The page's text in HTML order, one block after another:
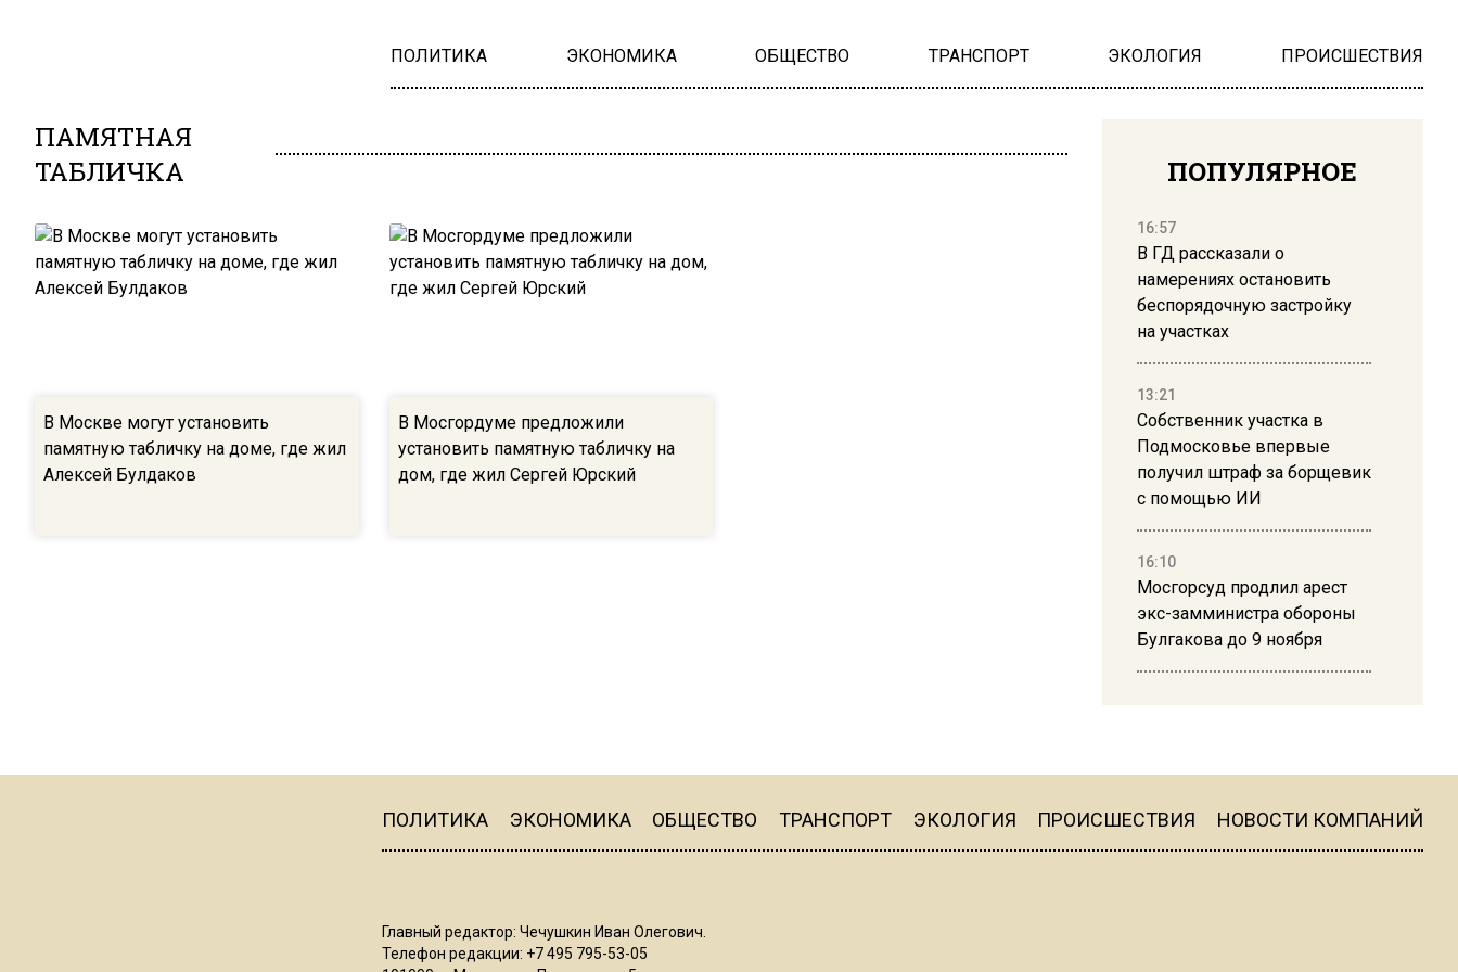
ПОЛИТИКА ЭКОНОМИКА ОБЩЕСТВО ТРАНСПОРТ ЭКОЛОГИЯ ПРОИСШЕСТВИЯ
ПАМЯТНАЯ
ТАБЛИЧКА
В Москве могут установить
памятную табличку на доме, где жил
Алексей Булдаков
В Мосгордуме предложили
установить памятную табличку на
дом, где жил Сергей Юрский
ПОПУЛЯРНОЕ
16:57
В ГД рассказали о
намерениях остановить
беспорядочную застройку
на участках
13:21
Собственник участка в
Подмосковье впервые
получил штраф за борщевик
с помощью ИИ
16:10
Мосгорсуд продлил арест
экс-замминистра обороны
Булгакова до 9 ноября
16:19
ПОЛИТИКА ЭКОНОМИКА ОБЩЕСТВО ТРАНСПОРТ ЭКОЛОГИЯ ПРОИСШЕСТВИЯ НОВОСТИ КОМПАНИЙ
Главный редактор: Чечушкин Иван Олегович.
Телефон редакции: +7 495 795-53-05